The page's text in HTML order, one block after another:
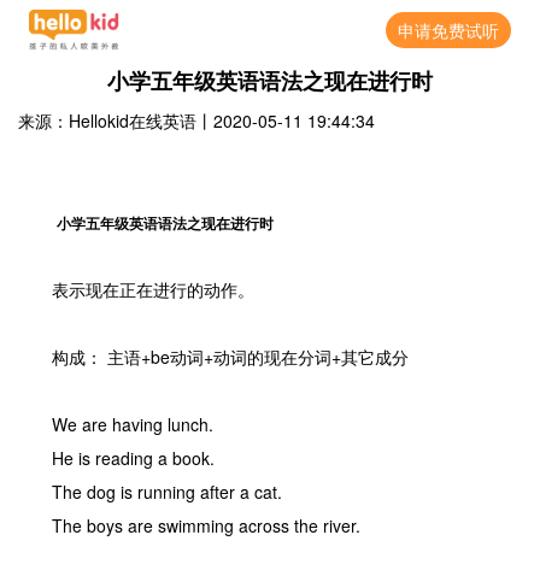
申请免费试听
小学五年级英语语法之现在进行时
来源：Hellokid在线英语 丨 2020-05-11 19:44:34
小学五年级英语语法之现在进行时
表示现在正在进行的动作。
构成： 主语+be动词+动词的现在分词+其它成分
We are having lunch.
He is reading a book.
The dog is running after a cat.
The boys are swimming across the river.